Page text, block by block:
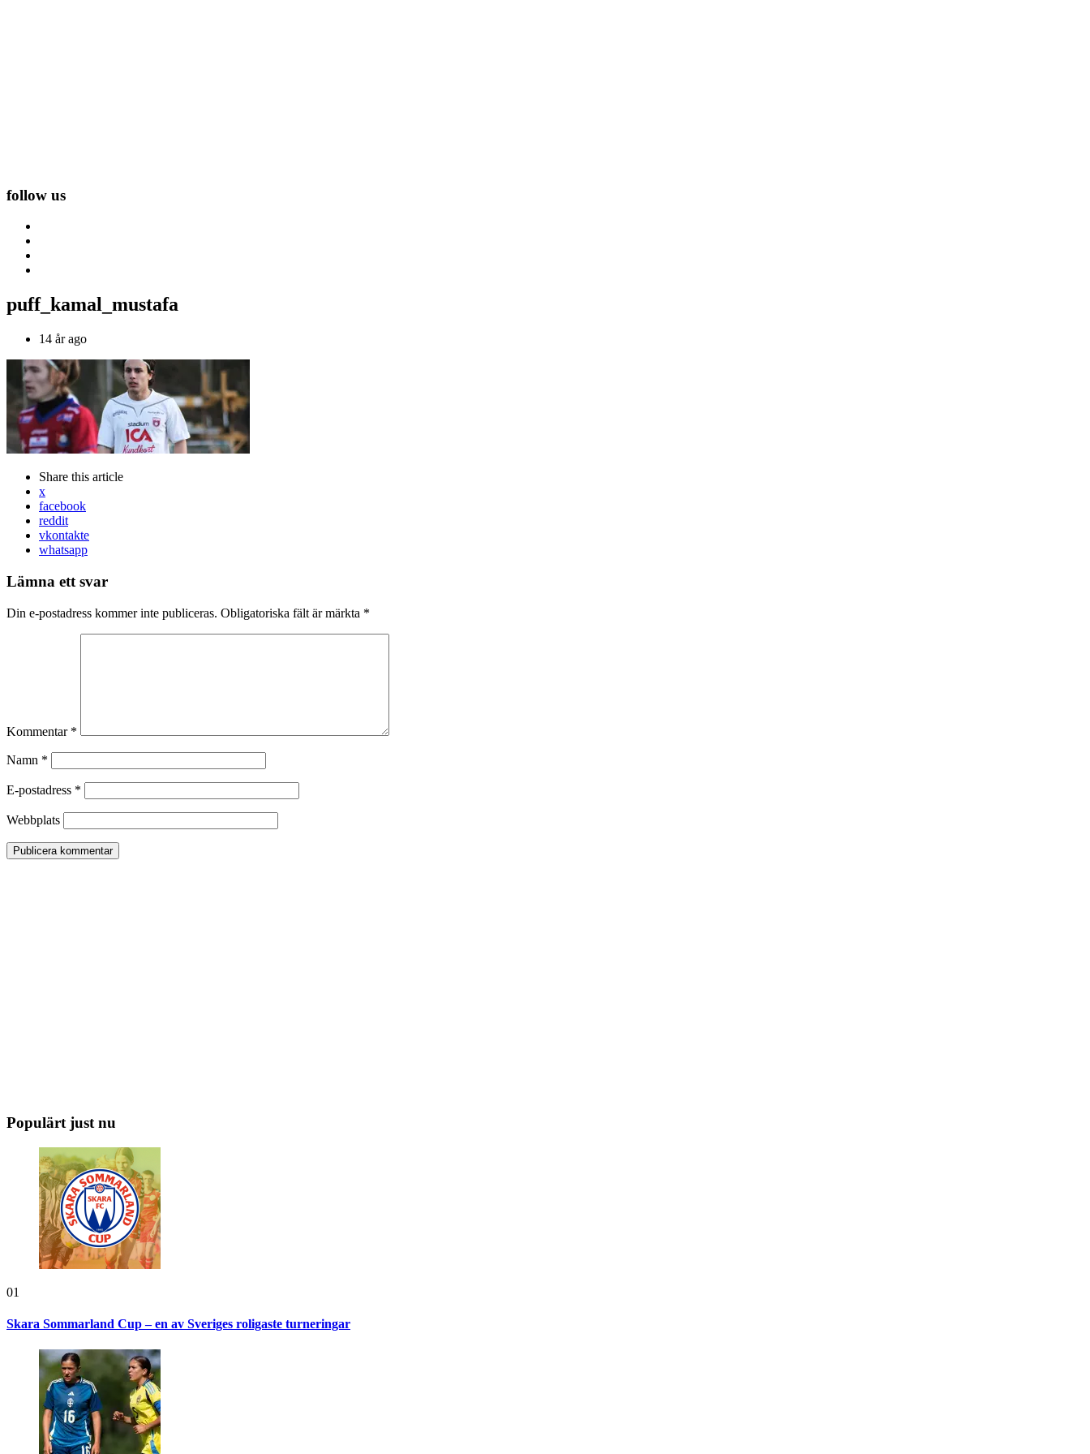
follow us
puff_kamal_mustafa
14 år ago
Share this article
x
facebook
reddit
vkontakte
whatsapp
Lämna ett svar
Din e-postadress kommer inte publiceras. Obligatoriska fält är märkta *
Kommentar *
Namn *
E-postadress *
Webbplats
Populärt just nu
01
Skara Sommarland Cup – en av Sveriges roligaste turneringar